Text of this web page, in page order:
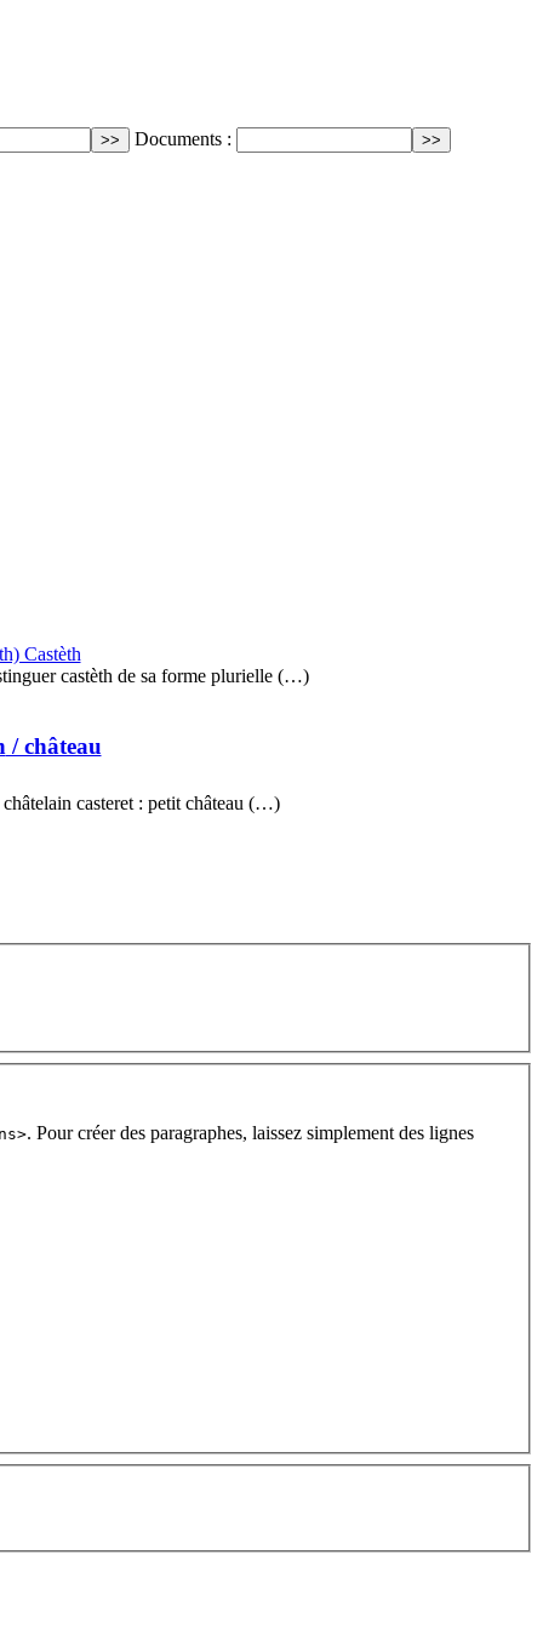
Documents :
Castèth
castèth de sa forme plurielle (…)
/ château
casteret : petit château (…)
. Pour créer des paragraphes, laissez simplement des lignes